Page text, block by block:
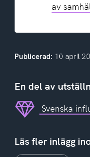
av
Publicerad: 10 april
En del av
Svenska
Läs fler inlägg